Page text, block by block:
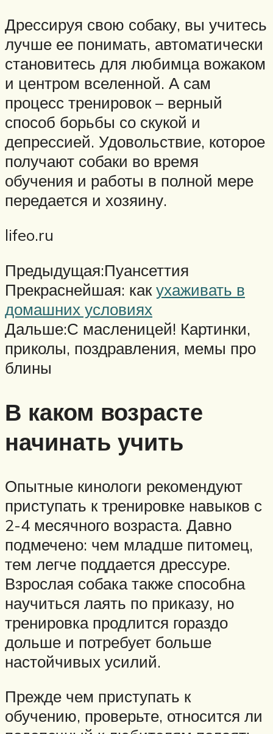
Дрессируя свою собаку, вы учитесь
лучше ее понимать, автоматически
становитесь для любимца вожаком
и центром вселенной. А сам
процесс тренировок – верный
способ борьбы со скукой и
депрессией. Удовольствие, которое
получают собаки во время
обучения и работы в полной мере
передается и хозяину.
lifeo.ru
Предыдущая:Пуансеттия
Прекраснейшая: какухаживать в
домашних условиях
Дальше:С масленицей! Картинки,
приколы, поздравления, мемы про
блины
В каком возрасте
начинать учить
Опытные кинологи рекомендуют
приступать к тренировке навыков с
2-4 месячного возраста. Давно
подмечено: чем младше питомец,
тем легче поддается дрессуре.
Взрослая собака также способна
научиться лаять по приказу, но
тренировка продлится гораздо
дольше и потребует больше
настойчивых усилий.
Прежде чем приступать к
обучению, проверьте, относится ли